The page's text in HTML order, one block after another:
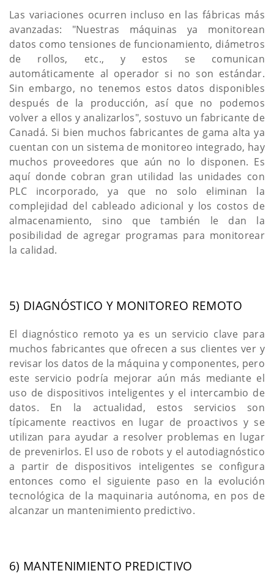
Las variaciones ocurren incluso en las fábricas más
avanzadas: "Nuestras máquinas ya monitorean
datos como tensiones de funcionamiento, diámetros
de rollos, etc., y estos se comunican
automáticamente al operador si no son estándar.
Sin embargo, no tenemos estos datos disponibles
después de la producción, así que no podemos
volver a ellos y analizarlos", sostuvo un fabricante de
Canadá. Si bien muchos fabricantes de gama alta ya
cuentan con un sistema de monitoreo integrado, hay
muchos proveedores que aún no lo disponen. Es
aquí donde cobran gran utilidad las unidades con
PLC incorporado, ya que no solo eliminan la
complejidad del cableado adicional y los costos de
almacenamiento, sino que también le dan la
posibilidad de agregar programas para monitorear
la calidad.
5) DIAGNÓSTICO Y MONITOREO REMOTO
El diagnóstico remoto ya es un servicio clave para
muchos fabricantes que ofrecen a sus clientes ver y
revisar los datos de la máquina y componentes, pero
este servicio podría mejorar aún más mediante el
uso de dispositivos inteligentes y el intercambio de
datos. En la actualidad, estos servicios son
típicamente reactivos en lugar de proactivos y se
utilizan para ayudar a resolver problemas en lugar
de prevenirlos. El uso de robots y el autodiagnóstico
a partir de dispositivos inteligentes se configura
entonces como el siguiente paso en la evolución
tecnológica de la maquinaria autónoma, en pos de
alcanzar un mantenimiento predictivo.
6) MANTENIMIENTO PREDICTIVO